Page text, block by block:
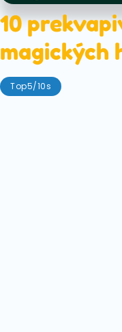
10
magických
Top5/10s